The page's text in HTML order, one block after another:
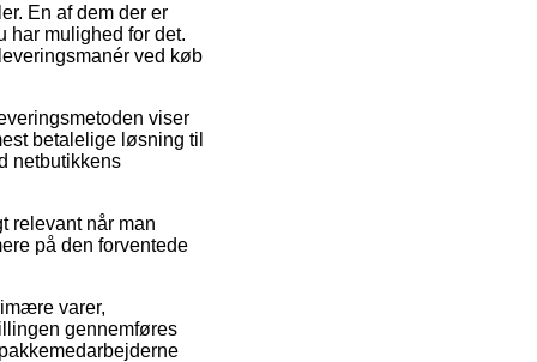
En af dem der er
har mulighed for det.
ved køb
viser
betalelige løsning til
netbutikkens
relevant når man
på den forventede
varer,
gennemføres